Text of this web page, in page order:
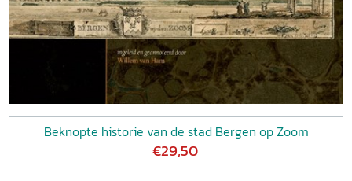
Beknopte historie van de stad Bergen op Zoom
€29,50